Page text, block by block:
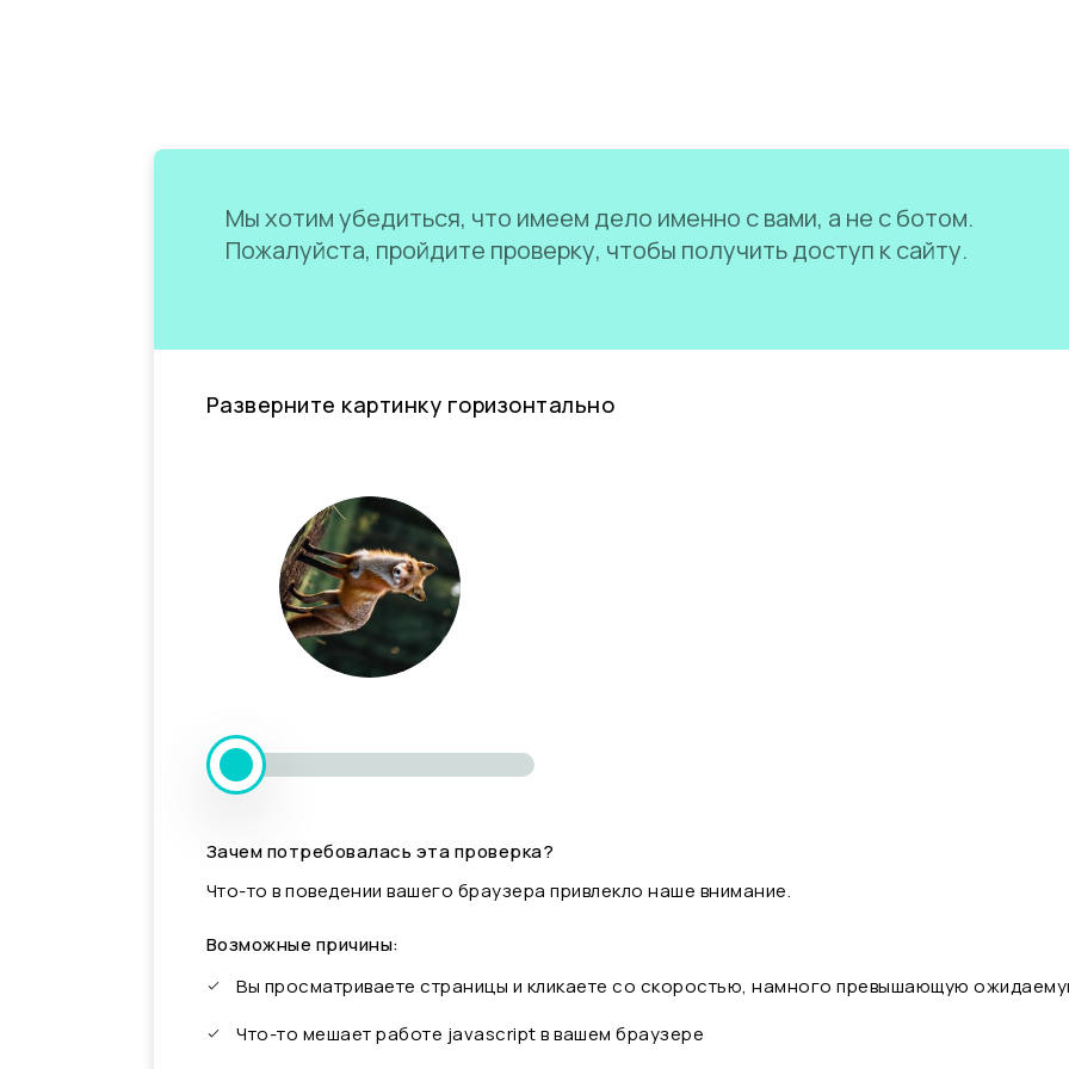
Мы хотим убедиться, что имеем дело именно с вами, а не с ботом.
Пожалуйста, пройдите проверку, чтобы получить доступ к сайту.
Разверните картинку горизонтально
Зачем потребовалась эта проверка?
Что-то в поведении вашего браузера привлекло наше внимание.
Возможные причины:
Вы просматриваете страницы и кликаете со скоростью, намного превышающую
Что-то мешает работе javascript в вашем браузере